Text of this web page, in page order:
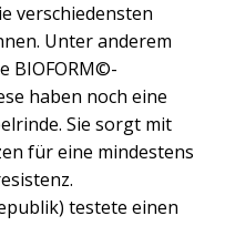
verschiedensten
Unter anderem
BIOFORM©-
haben noch eine
Sie sorgt mit
für eine mindestens
testete einen